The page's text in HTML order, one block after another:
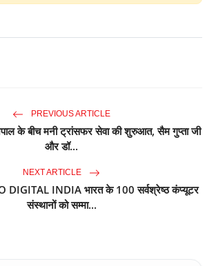
PREVIOUS ARTICLE
के बीच मनी ट्रांसफर सेवा की शुरुआत, सैम गुप्ता जी
और डॉ...
NEXT ARTICLE
DIGITAL INDIA भारत के 100 सर्वश्रेष्ठ कंप्यूटर
संस्थानों को सम्मा...